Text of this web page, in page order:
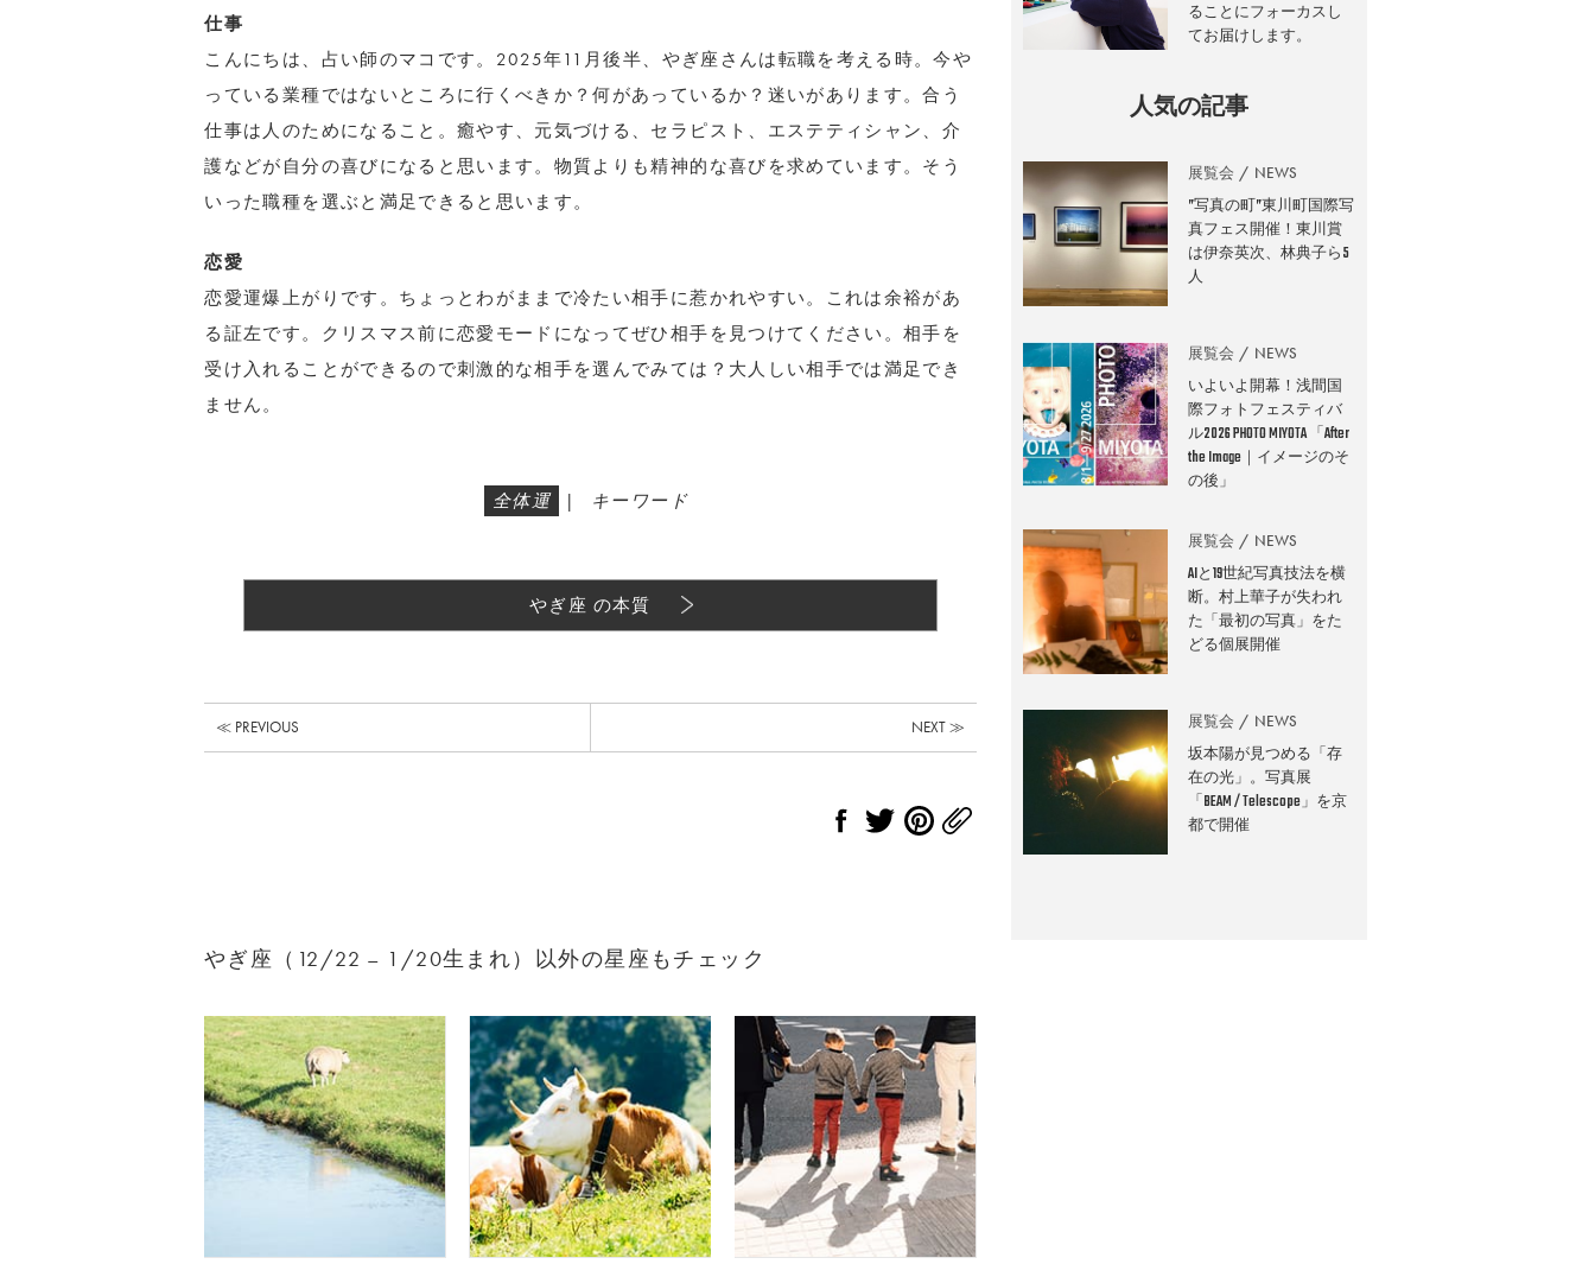
仕事
こんにちは、占い師のマコです。2025年11月後半、やぎ座さんは転職を考える時。今や
っている業種ではないところに行くべきか？何があっているか？迷いがあります。合う
仕事は人のためになること。癒やす、元気づける、セラピスト、エステティシャン、介
護などが自分の喜びになると思います。物質よりも精神的な喜びを求めています。そう
いった職種を選ぶと満足できると思います。
恋愛
恋愛運爆上がりです。ちょっとわがままで冷たい相手に惹かれやすい。これは余裕があ
る証左です。クリスマス前に恋愛モードになってぜひ相手を見つけてください。相手を
受け入れることができるので刺激的な相手を選んでみては？大人しい相手では満足でき
ません。
全体運 | キーワード
やぎ座 の本質
≪ PREVIOUS NEXT ≫
やぎ座（12/22 – 1/20生まれ）以外の星座もチェック
ることにフォーカスし
てお届けします。
人気の記事
展覧会 NEWS
”写真の町”東川町国際写
真フェス開催！東川賞
は伊奈英次、林典子ら5
人
展覧会 NEWS
いよいよ開幕！浅間国
際フォトフェスティバ
ル2026 PHOTO MIYOTA 「After
the Image｜イメージのそ
の後」
展覧会 NEWS
AIと19世紀写真技法を横
断。村上華子が失われ
た「最初の写真」をた
どる個展開催
展覧会 NEWS
坂本陽が見つめる「存
在の光」。写真展
「BEAM / Telescope」を京
都で開催